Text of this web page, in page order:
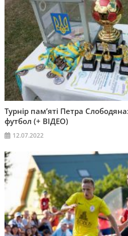
Турнір пам’яті Петра
футбол (+ ВІДЕО)
12.07.2022